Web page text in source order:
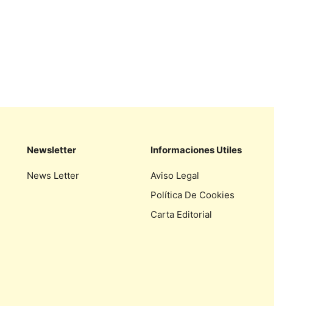
Newsletter
News Letter
Informaciones Utiles
Aviso Legal
Política De Cookies
Carta Editorial